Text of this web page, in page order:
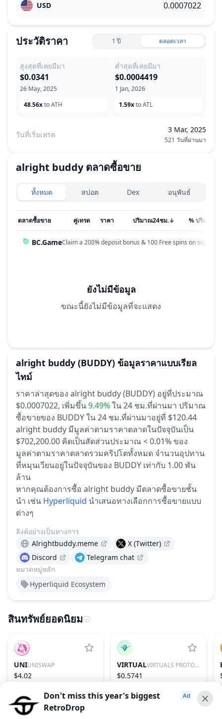
USD
ประวัติราคา 1 ปี ตลอดเวลา
สูงสุดที่เคยมีมา
26 May, 2025
$0.0341
48.56xto ATH
ต่ำสุดที่เคยมีมา
1 Jan, 2026
$0.0004419
1.59xto ATL
วันที่เริ่มเทรด
3 Mar, 2025
521 วันที่ผ่านมา
alright buddy ตลาดซื้อขาย
Exchanges type
ทั้งหมด สปอต Dex อนุพันธ์
ตลาดซื้อขาย คู่เทรด ราคา ↓
ปริมาณ24ชม. % ปริมาณ
BC.GameClaim a 200% deposit bonus & 100 Free spins on sign up!
ยังไม่มีข้อมูล
ขณะนี้ยังไม่มีข้อมูลที่จะแสดง
alright buddy (BUDDY) ข้อมูลราคาแบบเรียล
ไทม์
ราคาล่าสุดของ alright buddy (BUDDY) อยู่ที่ประมาณ
$0.0007022, เพิ่มขึ้น9.49%ใน 24 ชม.ที่ผ่านมา ปริมาณ
ซื้อขายของ BUDDY ใน 24 ชม.ที่ผ่านมาอยู่ที่ $120.44
alright buddy มีมูลค่าตามราคาตลาดในปัจจุบันเป็น
$702,200.00 คิดเป็นสัดส่วนประมาณ < 0.01% ของ
มูลค่าตามราคาตลาดรวมคริปโตทั้งหมด จำนวนอุปทาน
ที่หมุนเวียนอยู่ในปัจจุบันของ BUDDY เท่ากับ 1.00 พัน
ล้าน
หากคุณต้องการซื้อ alright buddy มีตลาดซื้อขายชั้น
นำ เช่น Hyperliquid นำเสนอทางเลือกการซื้อขายแบบ
ต่างๆ
หมวดหมู่หลัก
Hyperliquid Ecosystem
ลิงค์อย่างเป็นทางการ
Alrightbuddy.meme
X (Twitter)
Discord
Telegram chat
สินทรัพย์ยอดนิยม
UNIUNISWAP
$4.02
VIRTUAL VIRTUALS PROTOCOL
$0.5741
Don't miss this year's biggest
RetroDrop